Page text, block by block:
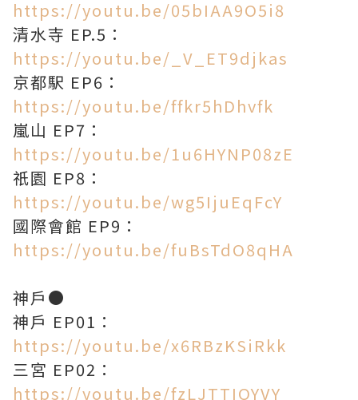
https://youtu.be/05bIAA9O5i8
清水寺 EP.5：
https://youtu.be/_V_ET9djkas
京都駅 EP6：
https://youtu.be/ffkr5hDhvfk
嵐山 EP7：
https://youtu.be/1u6HYNP08zE
祇園 EP8：
https://youtu.be/wg5IjuEqFcY
國際會館 EP9：
https://youtu.be/fuBsTdO8qHA
神戶●
神戶 EP01：
https://youtu.be/x6RBzKSiRkk
三宮 EP02：
https://youtu.be/fzLJTTIQYVY